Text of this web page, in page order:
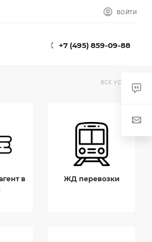
ВОЙТИ
+7 (495) 859-09-88
ВСЕ УСЛУГИ
в
ЖД перевозки